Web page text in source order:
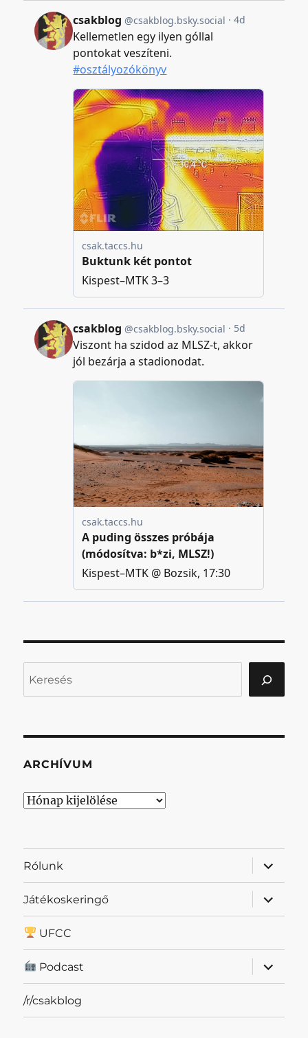
ARCHÍVUM
Archívum
Rólunk
almenü
Játékoskeringő
almenü
UFCC
Podcast
almenü
/r/csakblog